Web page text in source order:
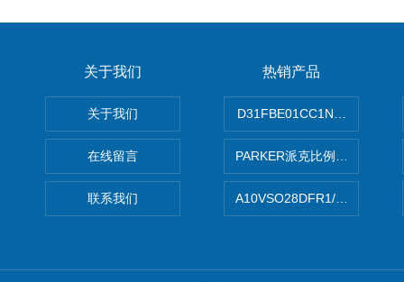
关于我们
关于我们
在线留言
联系我们
热销产品
PARKER派克比例阀 柱塞泵
A10VSO28DFR1/